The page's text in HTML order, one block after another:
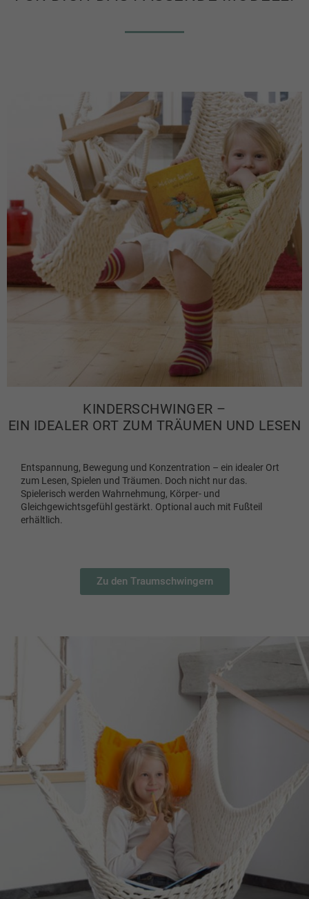
KINDERSCHWINGER –
EIN IDEALER ORT ZUM TRÄUMEN UND LESEN
Entspannung, Bewegung und Konzentration – ein idealer Ort
zum Lesen, Spielen und Träumen. Doch nicht nur das.
Spielerisch werden Wahrnehmung, Körper- und
Gleichgewichtsgefühl gestärkt. Optional auch mit Fußteil
erhältlich.
Zu den Traumschwingern